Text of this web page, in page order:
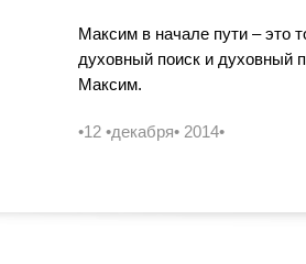
Максим в начале пути – это
духовный поиск и духовный
Максим.
•12 •декабря• 2014•